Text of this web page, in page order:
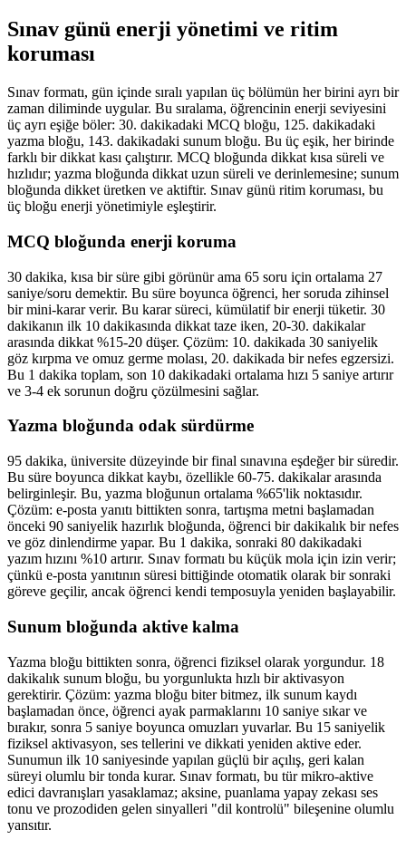
Sınav günü enerji yönetimi ve ritim
koruması
Sınav formatı, gün içinde sıralı yapılan üç bölümün her birini ayrı bir
zaman diliminde uygular. Bu sıralama, öğrencinin enerji seviyesini
üç ayrı eşiğe böler: 30. dakikadaki MCQ bloğu, 125. dakikadaki
yazma bloğu, 143. dakikadaki sunum bloğu. Bu üç eşik, her birinde
farklı bir dikkat kası çalıştırır. MCQ bloğunda dikkat kısa süreli ve
hızlıdır; yazma bloğunda dikkat uzun süreli ve derinlemesine; sunum
bloğunda dikket üretken ve aktiftir. Sınav günü ritim koruması, bu
üç bloğu enerji yönetimiyle eşleştirir.
MCQ bloğunda enerji koruma
30 dakika, kısa bir süre gibi görünür ama 65 soru için ortalama 27
saniye/soru demektir. Bu süre boyunca öğrenci, her soruda zihinsel
bir mini-karar verir. Bu karar süreci, kümülatif bir enerji tüketir. 30
dakikanın ilk 10 dakikasında dikkat taze iken, 20-30. dakikalar
arasında dikkat %15-20 düşer. Çözüm: 10. dakikada 30 saniyelik
göz kırpma ve omuz germe molası, 20. dakikada bir nefes egzersizi.
Bu 1 dakika toplam, son 10 dakikadaki ortalama hızı 5 saniye artırır
ve 3-4 ek sorunun doğru çözülmesini sağlar.
Yazma bloğunda odak sürdürme
95 dakika, üniversite düzeyinde bir final sınavına eşdeğer bir süredir.
Bu süre boyunca dikkat kaybı, özellikle 60-75. dakikalar arasında
belirginleşir. Bu, yazma bloğunun ortalama %65'lik noktasıdır.
Çözüm: e-posta yanıtı bittikten sonra, tartışma metni başlamadan
önceki 90 saniyelik hazırlık bloğunda, öğrenci bir dakikalık bir nefes
ve göz dinlendirme yapar. Bu 1 dakika, sonraki 80 dakikadaki
yazım hızını %10 artırır. Sınav formatı bu küçük mola için izin verir;
çünkü e-posta yanıtının süresi bittiğinde otomatik olarak bir sonraki
göreve geçilir, ancak öğrenci kendi temposuyla yeniden başlayabilir.
Sunum bloğunda aktive kalma
Yazma bloğu bittikten sonra, öğrenci fiziksel olarak yorgundur. 18
dakikalık sunum bloğu, bu yorgunlukta hızlı bir aktivasyon
gerektirir. Çözüm: yazma bloğu biter bitmez, ilk sunum kaydı
başlamadan önce, öğrenci ayak parmaklarını 10 saniye sıkar ve
bırakır, sonra 5 saniye boyunca omuzları yuvarlar. Bu 15 saniyelik
fiziksel aktivasyon, ses tellerini ve dikkati yeniden aktive eder.
Sunumun ilk 10 saniyesinde yapılan güçlü bir açılış, geri kalan
süreyi olumlu bir tonda kurar. Sınav formatı, bu tür mikro-aktive
edici davranışları yasaklamaz; aksine, puanlama yapay zekası ses
tonu ve prozodiden gelen sinyalleri "dil kontrolü" bileşenine olumlu
yansıtır.